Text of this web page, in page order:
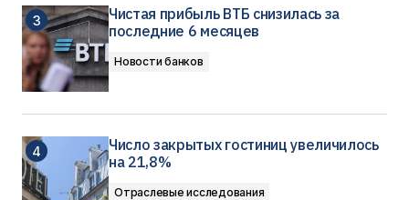
Чистая прибыль ВТБ снизилась за
последние 6 месяцев
Новости банков
Число закрытых гостиниц увеличилось
на 21,8%
Отраслевые исследования